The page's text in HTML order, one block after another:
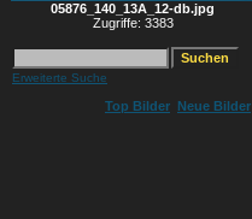
05876_140_13A_12-db.jpg
Zugriffe: 3383
Erweiterte Suche
Top Bilder Neue Bilder